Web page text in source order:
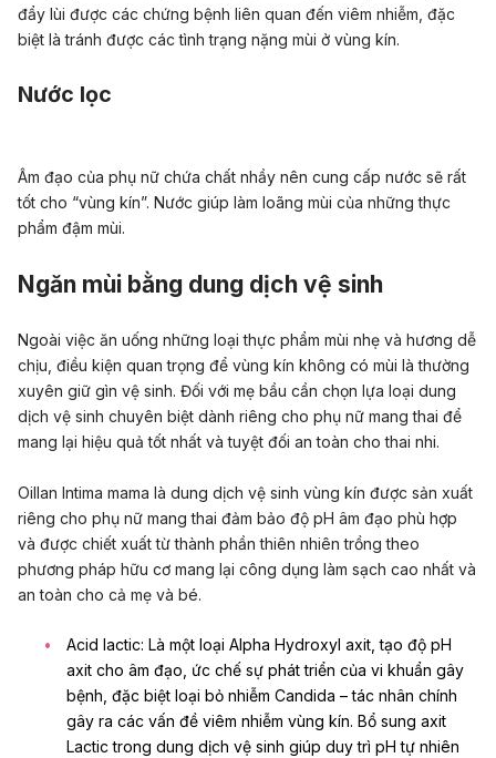
đẩy lùi được các chứng bệnh liên quan đến viêm nhiễm, đặc
biệt là tránh được các tình trạng nặng mùi ở vùng kín.
Nước lọc
Âm đạo của phụ nữ chứa chất nhầy nên cung cấp nước sẽ rất
tốt cho “vùng kín”. Nước giúp làm loãng mùi của những thực
phẩm đậm mùi.
Ngăn mùi bằng dung dịch vệ sinh
Ngoài việc ăn uống những loại thực phẩm mùi nhẹ và hương dễ
chịu, điều kiện quan trọng để vùng kín không có mùi là thường
xuyên giữ gìn vệ sinh. Đối với mẹ bầu cần chọn lựa loại dung
dịch vệ sinh chuyên biệt dành riêng cho phụ nữ mang thai để
mang lại hiệu quả tốt nhất và tuyệt đối an toàn cho thai nhi.
Oillan Intima mama là dung dịch vệ sinh vùng kín được sản xuất
riêng cho phụ nữ mang thai đảm bảo độ pH âm đạo phù hợp
và được chiết xuất từ thành phần thiên nhiên trồng theo
phương pháp hữu cơ mang lại công dụng làm sạch cao nhất và
an toàn cho cả mẹ và bé.
Acid lactic: Là một loại Alpha Hydroxyl axit, tạo độ pH
axit cho âm đạo, ức chế sự phát triển của vi khuẩn gây
bệnh, đặc biệt loại bỏ nhiễm Candida – tác nhân chính
gây ra các vấn đề viêm nhiễm vùng kín. Bổ sung axit
Lactic trong dung dịch vệ sinh giúp duy trì pH tự nhiên